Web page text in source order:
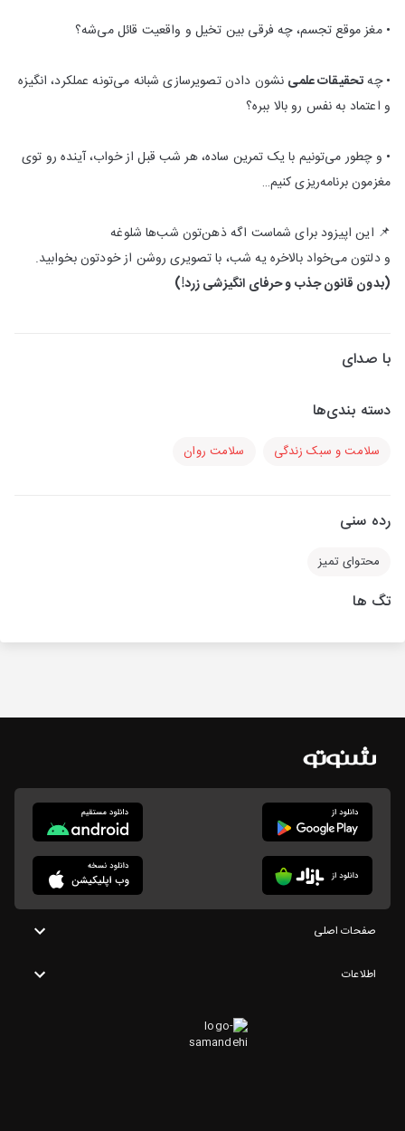
• مغز موقع تجسم، چه فرقی بین تخیل و واقعیت قائل می‌شه؟
• چهتحقیقات علمی نشون دادن تصویرسازی شبانه می‌تونه عملکرد، انگیزه
و اعتماد به نفس رو بالا ببره؟
• و چطور می‌تونیم با یک تمرین ساده، هر شب قبل از خواب، آینده‌ رو توی
مغزمون برنامه‌ریزی کنیم…
📌 این اپیزود برای شماست اگه ذهن‌تون شب‌ها شلوغه
و دلتون می‌خواد بالاخره یه شب، با تصویری روشن از خودتون بخوابید.
(بدون قانون جذب و حرفای انگیزشی زرد!)
با صدای
دسته بندی‌ها
سلامت و سبک زندگی سلامت روان
رده سنی
محتوای تمیز
تگ ها
صفحات اصلی
اطلاعات